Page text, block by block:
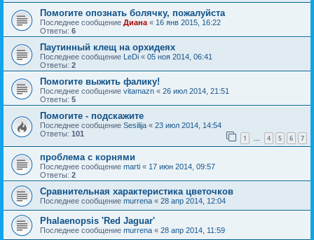
Помогите опознать болячку, пожалуйста
Последнее сообщение Диана « 16 янв 2015, 16:22
Ответы: 6
Паутинный клещ на орхидеях
Последнее сообщение LeDi « 05 ноя 2014, 06:41
Ответы: 2
Помогите выжить фалику!
Последнее сообщение vitamazn « 26 июл 2014, 21:51
Ответы: 5
Помогите - подскажите
Последнее сообщение Sesilija « 23 июл 2014, 14:54
Ответы: 101 1 … 4 5 6 7
проблема с корнями
Последнее сообщение marti « 17 июн 2014, 09:57
Ответы: 2
Сравнительная характеристика цветочков
Последнее сообщение murrena « 28 апр 2014, 12:04
Phalaenopsis 'Red Jaguar'
Последнее сообщение murrena « 28 апр 2014, 11:59